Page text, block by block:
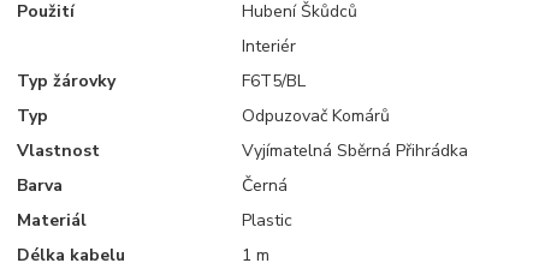
Použití
Hubení Škůdců
Interiér
Typ žárovky
F6T5/BL
Typ
Odpuzovač Komárů
Vlastnost
Vyjímatelná Sběrná Přihrádka
Barva
Černá
Materiál
Plastic
Délka kabelu
1 m